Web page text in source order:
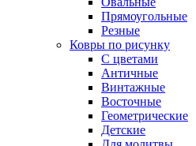
Прямоугольные
Резные
Ковры по рисунку
C цветами
Античные
Винтажные
Восточные
Геометрические
Детские